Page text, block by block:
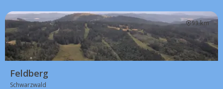
99 km
Feldberg
Schwarzwald